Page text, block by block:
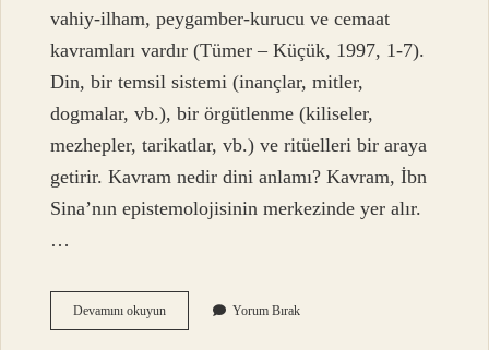
vahiy-ilham, peygamber-kurucu ve cemaat
kavramları vardır (Tümer – Küçük, 1997, 1-7).
Din, bir temsil sistemi (inançlar, mitler,
dogmalar, vb.), bir örgütlenme (kiliseler,
mezhepler, tarikatlar, vb.) ve ritüelleri bir araya
getirir. Kavram nedir dini anlamı? Kavram, İbn
Sina’nın epistemolojisinin merkezinde yer alır.
…
Devamını okuyunDini
Kavram
Yorum Bırak